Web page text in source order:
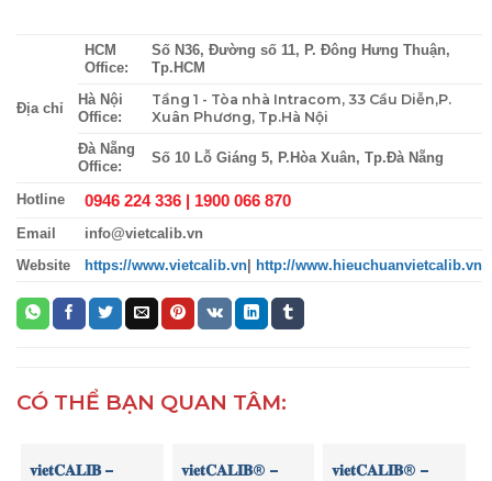
Địa chỉ
HCM
Office:
Số N36, Đường số 11, P. Đông Hưng Thuận,
Tp.HCM
Hà Nội
Office:
Tầng 1 - Tòa nhà Intracom, 33 Cầu Diễn,P.
Xuân Phương, Tp.Hà Nội
Đà Nẵng
Office:
Số 10 Lỗ Giáng 5, P.Hòa Xuân, Tp.Đà Nẵng
Hotline 0946 224 336 | 1900 066 870
Email info@vietcalib.vn
Website https://www.vietcalib.vn http://www.hieuchuanvietcalib.vn
CÓ THỂ BẠN QUAN TÂM:
𝐯𝐢𝐞𝐭𝐂𝐀𝐋𝐈𝐁 –
𝐯𝐢𝐞𝐭𝐂𝐀𝐋𝐈𝐁® –
𝐯𝐢𝐞𝐭𝐂𝐀𝐋𝐈𝐁® –